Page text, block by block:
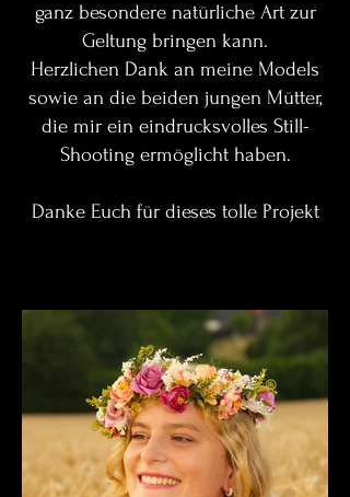
ganz besondere natürliche Art zur
Geltung bringen kann.
Herzlichen Dank an meine Models
sowie an die beiden jungen Mütter,
die mir ein eindrucksvolles Still-
Shooting ermöglicht haben.
Danke Euch für dieses tolle Projekt